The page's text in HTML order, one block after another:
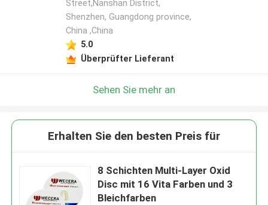
Street,Nanshan District,
Shenzhen, Guangdong province,
China ,China
5.0
Überprüfter Lieferant
Sehen Sie mehr an
Erhalten Sie den besten Preis für
8 Schichten Multi-Layer Oxid
Disc mit 16 Vita Farben und 3
Bleichfarben